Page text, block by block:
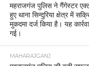
महराजगंज पुलिस ने गैंगेस्टर
हुए थाना सिन्दुरिया क्षेत्र में
मुकदमा दर्ज किया है। यह
गई।
MAHARAJGANJ